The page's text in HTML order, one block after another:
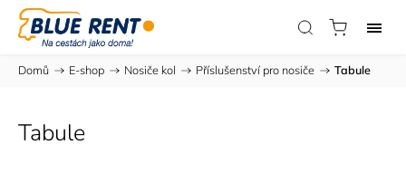
Domů / E-shop / Nosiče kol / Příslušenství pro nosiče / Tabule
Tabule